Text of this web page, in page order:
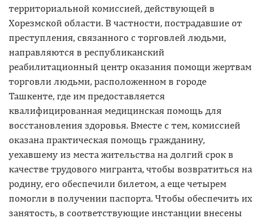
территориальной комиссией, действующей в
Хорезмской области. В частности, пострадавшие от
преступления, связанного с торговлей людьми,
направляются в республиканский
реабилитационный центр оказания помощи жертвам
торговли людьми, расположенном в городе
Ташкенте, где им предоставляется
квалифицированная медицинская помощь для
восстановления здоровья. Вместе с тем, комиссией
оказана практическая помощь гражданину,
уехавшему из места жительства на долгий срок в
качестве трудового мигранта, чтобы возвратиться на
родину, его обеспечили билетом, а еще четырем
помогли в получении паспорта. Чтобы обеспечить их
занятость, в соответствующие инстанции внесены